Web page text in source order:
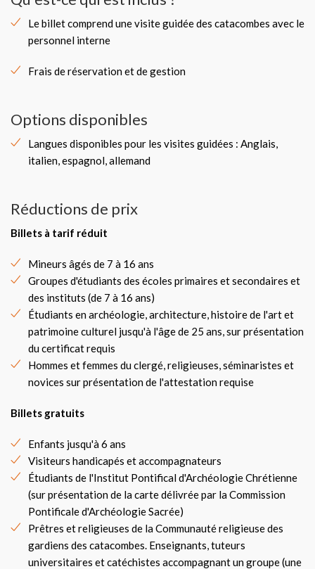
Le billet comprend une visite guidée des catacombes avec le
personnel interne
Frais de réservation et de gestion
Options disponibles
Langues disponibles pour les visites guidées : Anglais,
italien, espagnol, allemand
Réductions de prix
Billets à tarif réduit
Mineurs âgés de 7 à 16 ans
Groupes d'étudiants des écoles primaires et secondaires et
des instituts (de 7 à 16 ans)
Étudiants en archéologie, architecture, histoire de l'art et
patrimoine culturel jusqu'à l'âge de 25 ans, sur présentation
du certificat requis
Hommes et femmes du clergé, religieuses, séminaristes et
novices sur présentation de l'attestation requise
Billets gratuits
Enfants jusqu'à 6 ans
Visiteurs handicapés et accompagnateurs
Étudiants de l'Institut Pontifical d'Archéologie Chrétienne
(sur présentation de la carte délivrée par la Commission
Pontificale d'Archéologie Sacrée)
Prêtres et religieuses de la Communauté religieuse des
gardiens des catacombes. Enseignants, tuteurs
universitaires et catéchistes accompagnant un groupe (une